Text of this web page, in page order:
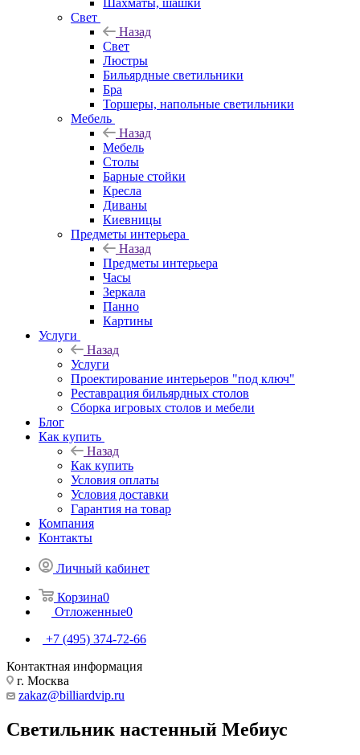
Шахматы, шашки
Свет
Назад
Свет
Люстры
Бильярдные светильники
Бра
Торшеры, напольные светильники
Мебель
Назад
Мебель
Столы
Барные стойки
Кресла
Диваны
Киевницы
Предметы интерьера
Назад
Предметы интерьера
Часы
Зеркала
Панно
Картины
Услуги
Назад
Услуги
Проектирование интерьеров "под ключ"
Реставрация бильярдных столов
Сборка игровых столов и мебели
Блог
Как купить
Назад
Как купить
Условия оплаты
Условия доставки
Гарантия на товар
Компания
Контакты
Личный кабинет
Корзина0
Отложенные0
+7 (495) 374-72-66
Контактная информация
г. Москва
zakaz@billiardvip.ru
Светильник настенный Мебиус